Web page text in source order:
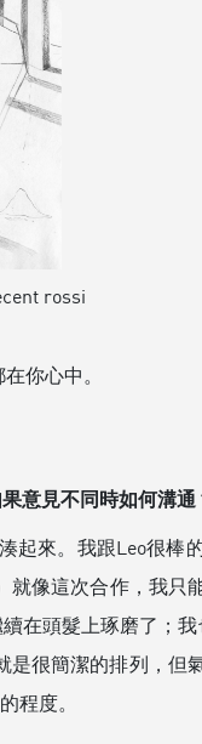
rossi
你心中。
意見不同時如何溝通
來。我跟Leo很棒
像這次合作，我只
在頭髮上琢磨了；
很簡潔的排列，
程度。